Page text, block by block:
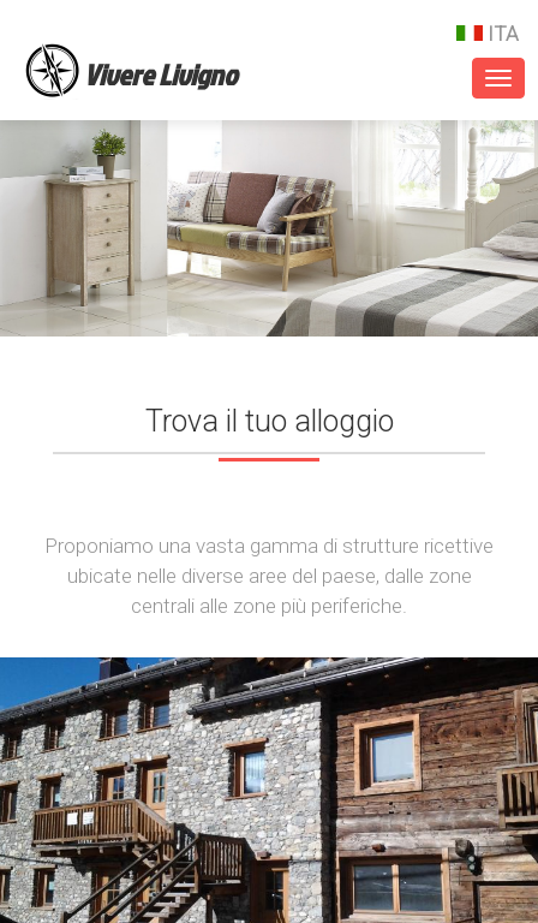
Vivere Livigno
ITA
Trova il tuo alloggio
Proponiamo una vasta gamma di strutture ricettive
ubicate nelle diverse aree del paese, dalle zone
centrali alle zone più periferiche.